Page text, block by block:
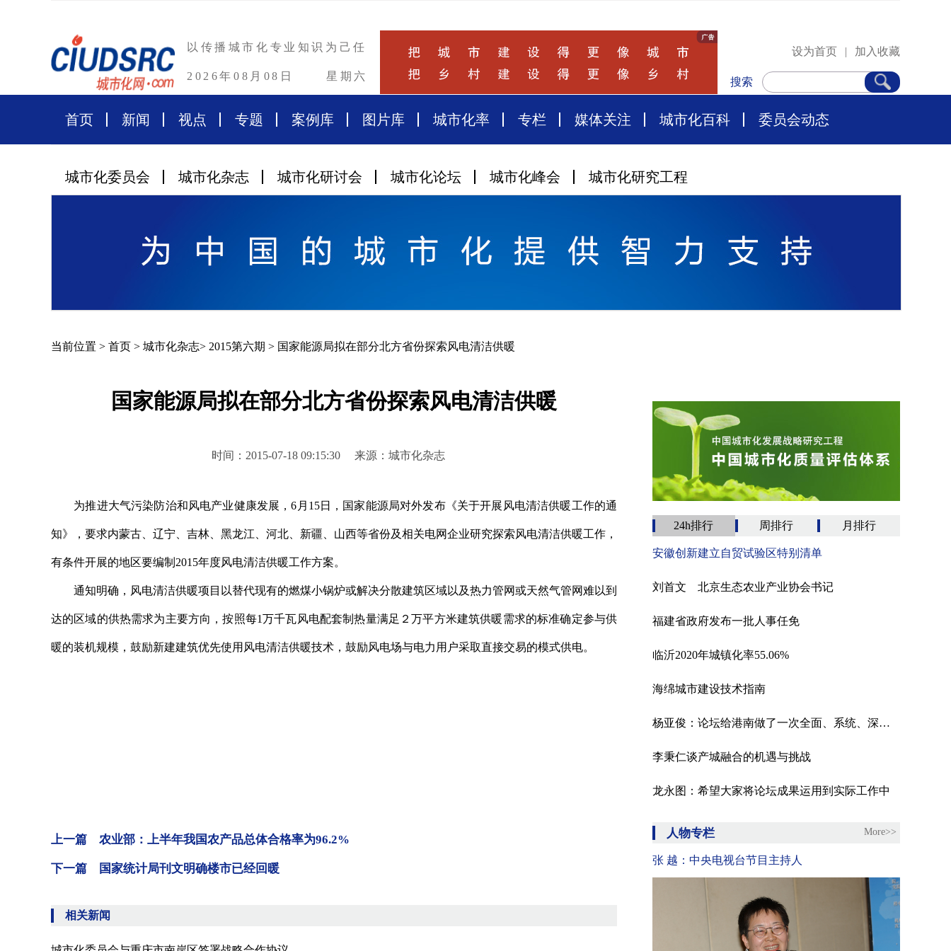
以传播城市化专业知识为己任
2026年08月08日 星期六
设为首页 | 加入收藏
搜索
首页 新闻 视点 专题 案例库 图片库 城市化率 专栏 媒体关注 城市化百科 委员会动态
城市化委员会 城市化杂志 城市化研讨会 城市化论坛 城市化峰会 城市化研究工程
当前位置 > 首页 > 城市化杂志> 2015第六期 > 国家能源局拟在部分北方省份探索风电清洁供暖
国家能源局拟在部分北方省份探索风电清洁供暖
时间：2015-07-18 09:15:30 来源：城市化杂志
为推进大气污染防治和风电产业健康发展，6月15日，国家能源局对外发布《关于开展风电清洁供暖工作的通
知》，要求内蒙古、辽宁、吉林、黑龙江、河北、新疆、山西等省份及相关电网企业研究探索风电清洁供暖工作，
有条件开展的地区要编制2015年度风电清洁供暖工作方案。
通知明确，风电清洁供暖项目以替代现有的燃煤小锅炉或解决分散建筑区域以及热力管网或天然气管网难以到
达的区域的供热需求为主要方向，按照每1万千瓦风电配套制热量满足２万平方米建筑供暖需求的标准确定参与供
暖的装机规模，鼓励新建建筑优先使用风电清洁供暖技术，鼓励风电场与电力用户采取直接交易的模式供电。
上一篇 农业部：上半年我国农产品总体合格率为96.2%
下一篇 国家统计局刊文明确楼市已经回暖
相关新闻
24h排行 周排行 月排行
安徽创新建立自贸试验区特别清单
刘首文 北京生态农业产业协会书记
福建省政府发布一批人事任免
临沂2020年城镇化率55.06%
海绵城市建设技术指南
杨亚俊：论坛给港南做了一次全面、系统、深度的体检
李秉仁谈产城融合的机遇与挑战
龙永图：希望大家将论坛成果运用到实际工作中
人物专栏 More>>
张 越：中央电视台节目主持人